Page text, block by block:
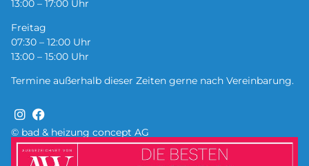
© bad & heizung concept AG
Bild
13:00 – 17:00 Uhr
Freitag
07:30 – 12:00 Uhr
13:00 – 15:00 Uhr
Termine außerhalb dieser Zeiten gerne nach Vereinbarung.